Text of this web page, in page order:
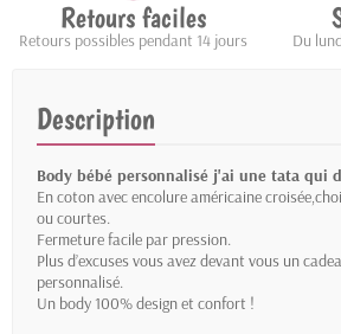
Retours faciles
Retours possibles pendant 14 jours Du
Description
Body bébé personnalisé j'ai une tata qui
En coton avec encolure américaine
ou courtes.
Fermeture facile par pression.
Plus d’excuses vous avez devant vous un
personnalisé.
Un body 100% design et confort !